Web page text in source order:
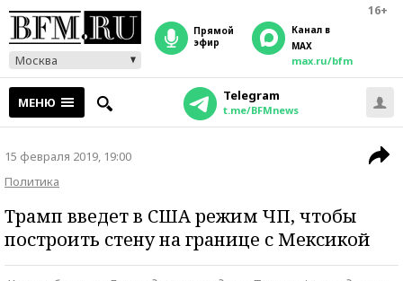
16+
Москва
прямой
эфир
Канал в
MAX
max.ru/bfm
МЕНЮ Telegram
t.me/BFMnews
15 февраля 2019, 19:00
Политика
Трамп введет в США режим ЧП, чтобы
построить стену на границе с Мексикой